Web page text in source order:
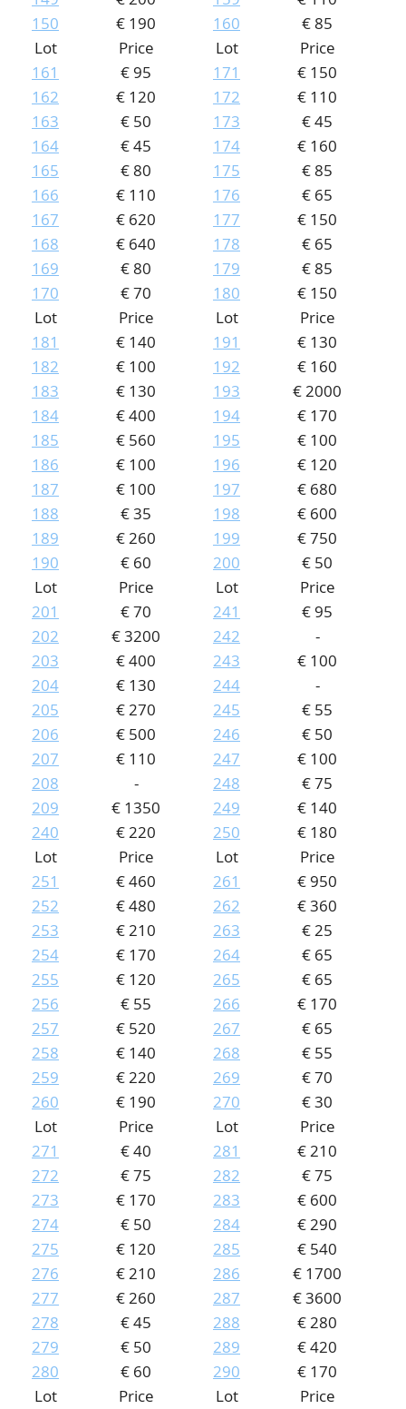
150
€ 190
160
€ 85
Lot
Price
161
€ 95
162
€ 120
163
€ 50
164
€ 45
165
€ 80
166
€ 110
167
€ 620
168
€ 640
169
€ 80
170
€ 70
Lot
Price
171
€ 150
172
€ 110
173
€ 45
174
€ 160
175
€ 85
176
€ 65
177
€ 150
178
€ 65
179
€ 85
180
€ 150
Lot
Price
181
€ 140
182
€ 100
183
€ 130
184
€ 400
185
€ 560
186
€ 100
187
€ 100
188
€ 35
189
€ 260
190
€ 60
Lot
Price
191
€ 130
192
€ 160
193
€ 2000
194
€ 170
195
€ 100
196
€ 120
197
€ 680
198
€ 600
199
€ 750
200
€ 50
Lot
Price
201
€ 70
202
€ 3200
203
€ 400
204
€ 130
205
€ 270
206
€ 500
207
€ 110
208
-
209
€ 1350
240
€ 220
Lot
Price
241
€ 95
242
-
243
€ 100
244
-
245
€ 55
246
€ 50
247
€ 100
248
€ 75
249
€ 140
250
€ 180
Lot
Price
251
€ 460
252
€ 480
253
€ 210
254
€ 170
255
€ 120
256
€ 55
257
€ 520
258
€ 140
259
€ 220
260
€ 190
Lot
Price
261
€ 950
262
€ 360
263
€ 25
264
€ 65
265
€ 65
266
€ 170
267
€ 65
268
€ 55
269
€ 70
270
€ 30
Lot
Price
271
€ 40
272
€ 75
273
€ 170
274
€ 50
275
€ 120
276
€ 210
277
€ 260
278
€ 45
279
€ 50
280
€ 60
Lot
Price
281
€ 210
282
€ 75
283
€ 600
284
€ 290
285
€ 540
286
€ 1700
287
€ 3600
288
€ 280
289
€ 420
290
€ 170
Lot
Price
Lot
Price